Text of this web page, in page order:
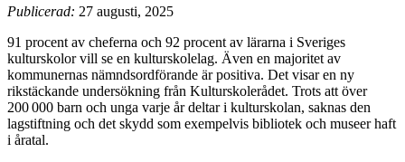
Publicerad: 27 augusti, 2025
91 procent av cheferna och 92 procent av lärarna i Sveriges
kulturskolor vill se en kulturskolelag. Även en majoritet av
kommunernas nämndsordförande är positiva. Det visar en ny
rikstäckande undersökning från Kulturskolerådet. Trots att över
200 000 barn och unga varje år deltar i kulturskolan, saknas den
lagstiftning och det skydd som exempelvis bibliotek och museer haft
i åratal.